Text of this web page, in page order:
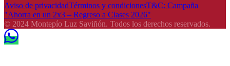
Aviso de privacidadTérminos y condicionesT&C: Campaña
"Ahorra en un 2x3 – Regreso a Clases 2026"
© 2024 Montepío Luz Saviñón. Todos los derechos reservados.